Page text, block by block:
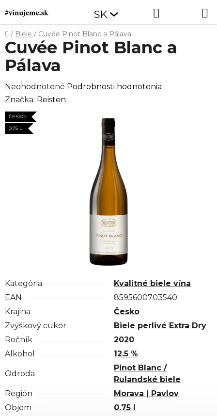
na
obsah
SK
Domov
/ Biele / Cuvée Pinot Blanc a Pálava
Kategória
Kvalitné biele vína
EAN
8595600703540
Krajina
Česko
Zvyškový cukor
Biele perlivé Extra Dry
Ročník
2020
Alkohol
12.5 %
Odroda
Pinot Blanc /
Rulandské biele
Región
Morava | Pavlov
Objem
0.75 l
Cuvée Pinot Blanc a
Pálava
Priemerné
hodnotenie
produktu
je
Neohodnotené Podrobnosti hodnotenia
Značka: Reisten
ČESKO
0.75 L